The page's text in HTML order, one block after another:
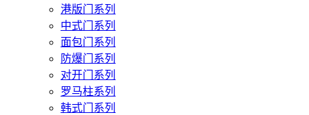
港版门系列
中式门系列
面包门系列
防爆门系列
对开门系列
罗马柱系列
韩式门系列